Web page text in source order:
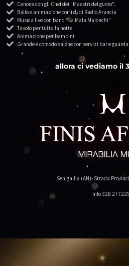
Cenone con gli Chef dei "Maestri del gusto"
Ballo e animazione con i dj di Radio Arancia
Musica live con band “La Mala Maionchi”
Tavolo per tutta la notte
Animazione per bambini
Grande e comodo salone con servizi bar e
allora ci vediamo il
Senigallia (AN)- Strada
Info 328